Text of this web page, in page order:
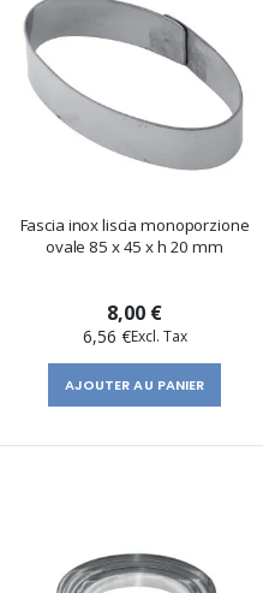
Fascia inox liscia monoporzione
ovale 85 x 45 x h 20 mm
8,00 €
6,56 €
AJOUTER AU PANIER